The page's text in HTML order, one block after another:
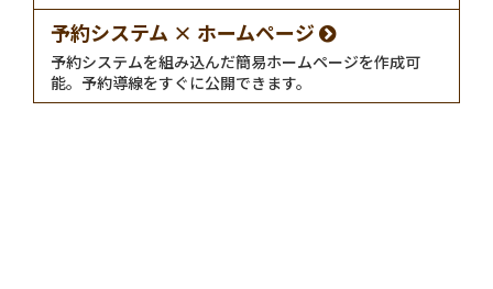
予約システム × ホームページ
予約システムを組み込んだ簡易ホームページを作成可
能。予約導線をすぐに公開できます。